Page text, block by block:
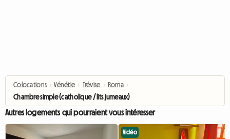
Colocations › Vénétie › Trévise › Roma ›
Chambre simple (catholique / lits jumeaux)
Autres logements qui pourraient vous intéresser
Vidéo